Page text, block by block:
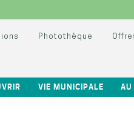
Photothèque
VIE MUNICIPALE AU